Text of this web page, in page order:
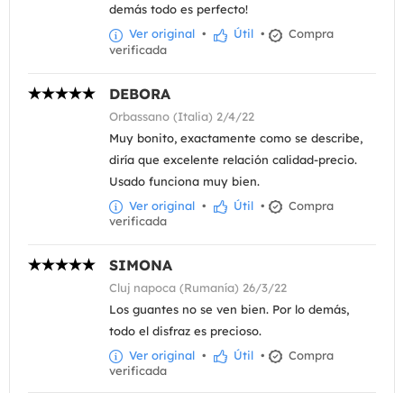
demás todo es perfecto!
Ver original • Útil •
Compra
verificada
DEBORA
Orbassano (Italia) 2/4/22
Muy bonito, exactamente como se describe,
diría que excelente relación calidad-precio.
Usado funciona muy bien.
Ver original • Útil •
Compra
verificada
SIMONA
Cluj napoca (Rumanía) 26/3/22
Los guantes no se ven bien. Por lo demás,
todo el disfraz es precioso.
Ver original • Útil •
Compra
verificada